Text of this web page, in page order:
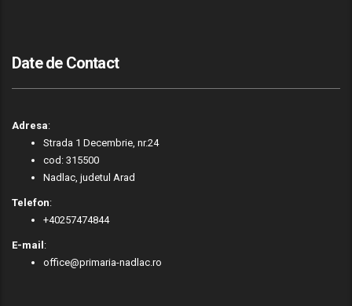
Date de Contact
Adresa:
Strada 1 Decembrie, nr.24
cod: 315500
Nadlac, judetul Arad
Telefon:
+40257474844
E-mail :
office@primaria-nadlac.ro